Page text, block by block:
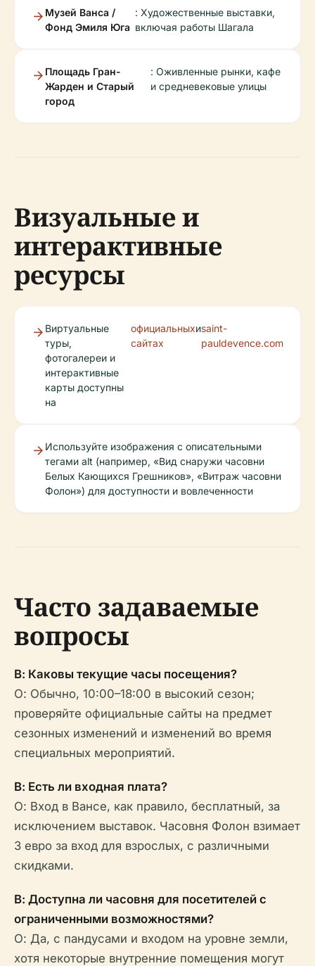
Музей Ванса /
Фонд Эмиля Юга
: Художественные выставки,
включая работы Шагала
Площадь Гран-
Жарден и Старый
город
: Оживленные рынки, кафе
и средневековые улицы
Визуальные и
интерактивные
ресурсы
Виртуальные
туры,
фотогалереи и
интерактивные
карты доступны
на
официальных
сайтах
иsaint-
pauldevence.com
Используйте изображения с описательными
тегами alt (например, «Вид снаружи часовни
Белых Кающихся Грешников», «Витраж часовни
Фолон») для доступности и вовлеченности
Часто задаваемые
вопросы
В: Каковы текущие часы посещения?
О: Обычно, 10:00–18:00 в высокий сезон;
проверяйте официальные сайты на предмет
сезонных изменений и изменений во время
специальных мероприятий.
В: Есть ли входная плата?
О: Вход в Вансе, как правило, бесплатный, за
исключением выставок. Часовня Фолон взимает
3 евро за вход для взрослых, с различными
скидками.
В: Доступна ли часовня для посетителей с
ограниченными возможностями?
О: Да, с пандусами и входом на уровне земли,
хотя некоторые внутренние помещения могут